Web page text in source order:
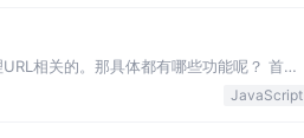
相关的。那具体都有哪些功能呢？ 首
JavaScript